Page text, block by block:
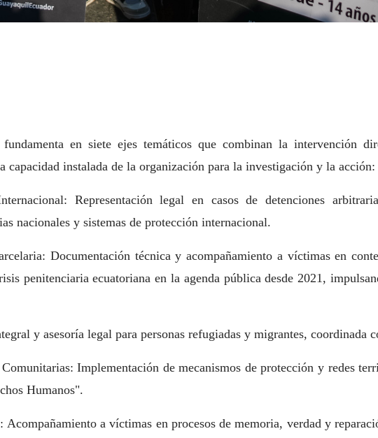
en siete ejes temáticos que combinan la intervención
capacidad instalada de la organización para la investigación y la acción:
Representación legal en casos de detenciones
nacionales y sistemas de protección internacional.
Documentación técnica y acompañamiento a víctimas en
penitenciaria ecuatoriana en la agenda pública desde 2021,
y asesoría legal para personas refugiadas y migrantes, coordinada
Implementación de mecanismos de protección y redes
Humanos".
a víctimas en procesos de memoria, verdad y